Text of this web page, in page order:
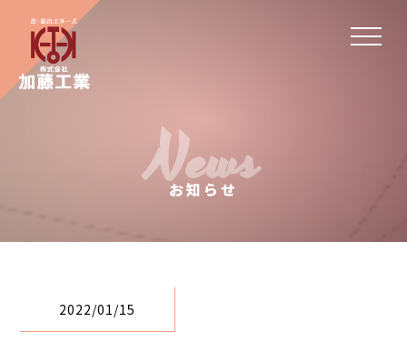
お知らせ
News
2022/01/15